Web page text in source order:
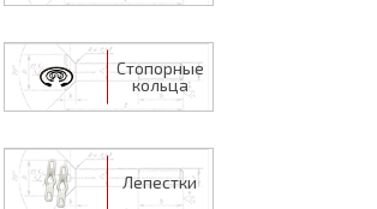
Стопорные
кольца
Лепестки